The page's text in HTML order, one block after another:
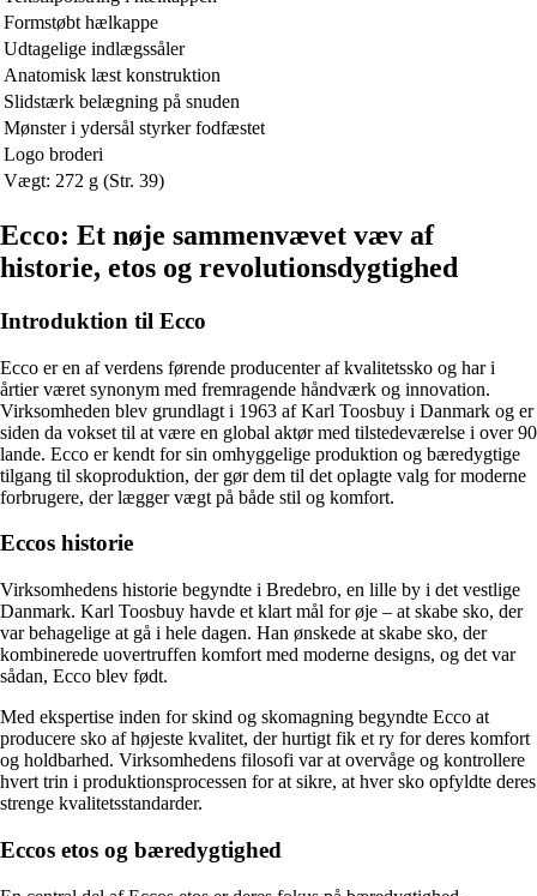
Formstøbt hælkappe
Udtagelige indlægssåler
Anatomisk læst konstruktion
Slidstærk belægning på snuden
Mønster i ydersål styrker fodfæstet
Logo broderi
Vægt: 272 g (Str. 39)
Ecco: Et nøje sammenvævet væv af
historie, etos og revolutionsdygtighed
Introduktion til Ecco
Ecco er en af verdens førende producenter af kvalitetssko og har i
årtier været synonym med fremragende håndværk og innovation.
Virksomheden blev grundlagt i 1963 af Karl Toosbuy i Danmark og er
siden da vokset til at være en global aktør med tilstedeværelse i over 90
lande. Ecco er kendt for sin omhyggelige produktion og bæredygtige
tilgang til skoproduktion, der gør dem til det oplagte valg for moderne
forbrugere, der lægger vægt på både stil og komfort.
Eccos historie
Virksomhedens historie begyndte i Bredebro, en lille by i det vestlige
Danmark. Karl Toosbuy havde et klart mål for øje – at skabe sko, der
var behagelige at gå i hele dagen. Han ønskede at skabe sko, der
kombinerede uovertruffen komfort med moderne designs, og det var
sådan, Ecco blev født.
Med ekspertise inden for skind og skomagning begyndte Ecco at
producere sko af højeste kvalitet, der hurtigt fik et ry for deres komfort
og holdbarhed. Virksomhedens filosofi var at overvåge og kontrollere
hvert trin i produktionsprocessen for at sikre, at hver sko opfyldte deres
strenge kvalitetsstandarder.
Eccos etos og bæredygtighed